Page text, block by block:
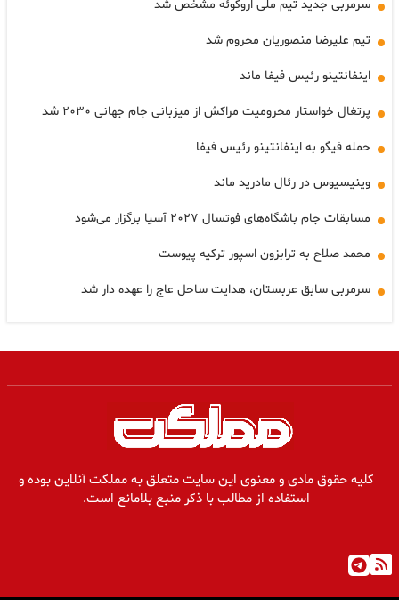
سرمربی جدید تیم ملی اروگوئه مشخص شد
تیم علیرضا منصوریان محروم شد
اینفانتینو رئیس فیفا ماند
پرتغال خواستار محرومیت مراکش از میزبانی جام جهانی ۲۰۳۰ شد
حمله فیگو به اینفانتینو رئیس فیفا
وینیسیوس در رئال مادرید ماند
مسابقات جام باشگاه‌های فوتسال ۲۰۲۷ آسیا برگزار می‌شود
محمد صلاح به ترابزون اسپور ترکیه پیوست
سرمربی سابق عربستان، هدایت ساحل عاج را عهده دار شد
کلیه حقوق مادی و معنوی این سایت متعلق به مملکت آنلاین بوده و
استفاده از مطالب با ذکر منبع بلامانع است.